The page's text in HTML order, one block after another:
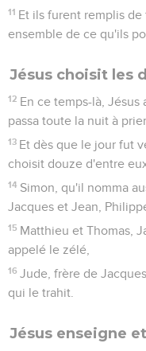
11 Et ils furent remplis
ensemble de ce qu'ils
Jésus choisit les
12 En ce temps-là,
passa toute la nuit à
13 Et dès que le jour fut
choisit douze d'entre
14 Simon, qu'il nomma
Jacques et Jean,
15 Matthieu et Thomas,
appelé le zélé,
16 Jude, frère de
qui le trahit.
Jésus enseigne